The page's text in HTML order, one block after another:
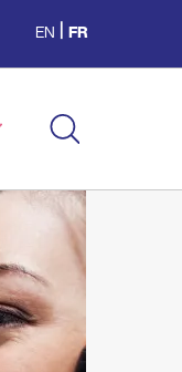
EN FR